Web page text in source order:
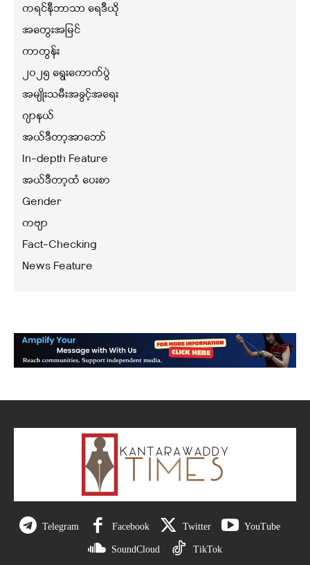
ကရင်နီဘာသာ ရေဒီယို
အတွေးအမြင်
ကာတွန်း
၂၀၂၅ ရွေးကောက်ပွဲ
အမျိုးသမီးအခွင့်အရေး
ဂျာနယ်
အယ်ဒီတာ့အာဘော်
In-depth Feature
အယ်ဒီတာ့ထံ ပေးစာ
Gender
ကဗျာ
Fact-Checking
News Feature
Telegram Facebook Twitter YouTube
SoundCloud TikTok